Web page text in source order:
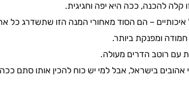
להכנה, ככה היא יפה וחגיגית.
איכותיים – הם הסוד מאחורי המנה הזו שתשדרג כל
ומפנקת ביותר.
עם רוטב הדרים מעולה.
בישראל, אבל למי יש כוח להכין אותו סתם